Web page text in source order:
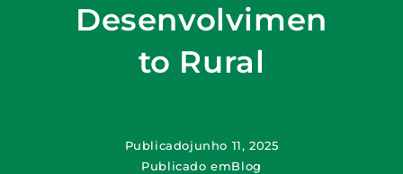
Desenvolvimen
To Rural
Publicadojunho 11, 2025
Publicado emBlog